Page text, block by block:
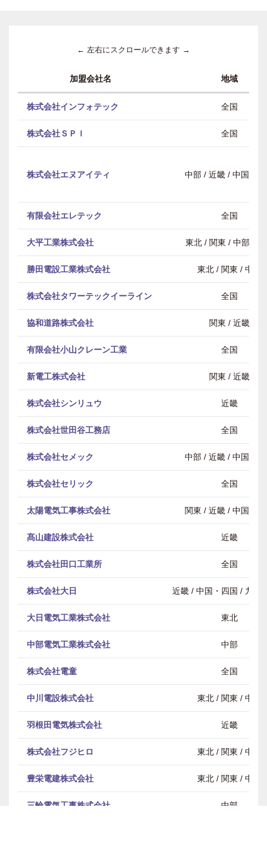
← 左右にスクロールできます →
加盟会社名 地域
株式会社インフォテック 全国
株式会社ＳＰＩ 全国
株式会社エヌアイティ 中部 / 近畿 / 中国・
有限会社エレテック 全国
大平工業株式会社 東北 / 関東 / 中部 / 近
勝田電設工業株式会社 東北 / 関東 / 中部
株式会社タワーテックイーライン 全国
協和道路株式会社 関東 / 近畿
有限会社小山クレーン工業 全国
新電工株式会社 関東 / 近畿
株式会社シンリュウ 近畿
株式会社世田谷工務店 全国
株式会社セメック 中部 / 近畿 / 中国・
株式会社セリック 全国
太陽電気工事株式会社 関東 / 近畿 / 中国・
髙山建設株式会社 近畿
株式会社田口工業所 全国
株式会社大日 近畿 / 中国・四国 / 九州
大日電気工業株式会社 東北
中部電気工業株式会社 中部
株式会社電童 全国
中川電設株式会社 東北 / 関東 / 中部
羽根田電気株式会社 近畿
株式会社フジヒロ 東北 / 関東 / 中部
豊栄電建株式会社 東北 / 関東 / 中部
三輪電気工事株式会社 中部